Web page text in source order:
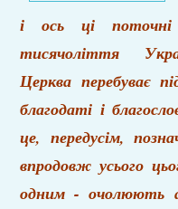
і ось ці
тисячоліття
Церква перебуває
благодаті і
це, передусім,
впродовж усього
одним - очолюють